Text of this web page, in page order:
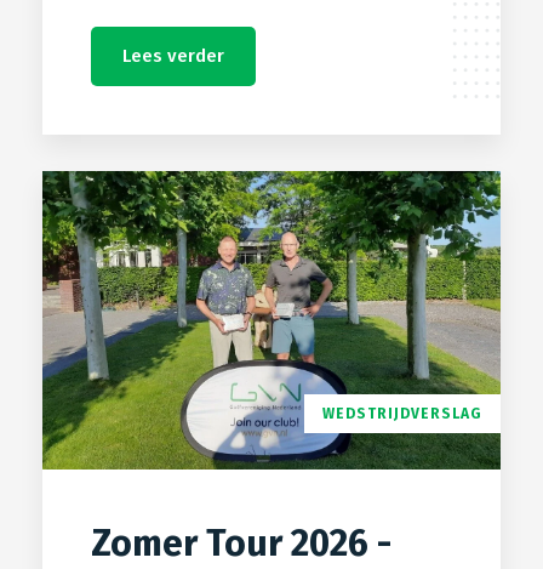
Lees verder
WEDSTRIJDVERSLAG
Zomer Tour 2026 -